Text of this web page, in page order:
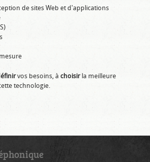
de sites Web et d'applications
vos besoins, à choisirla meilleure
technologie.